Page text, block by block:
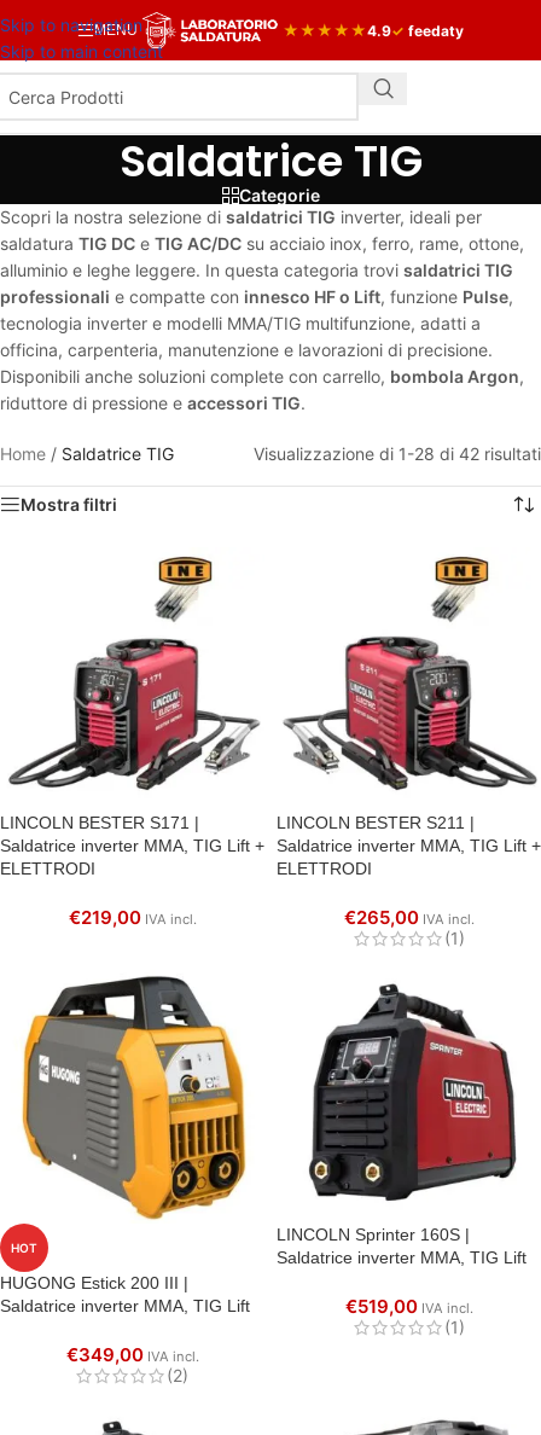
Skip to navigation
Skip to main content
MENU ★★★★★4.9✓ feedaty
Saldatrice TIG
Categorie
Scopri la nostra selezione di saldatrici TIG inverter, ideali per
saldatura TIG DC e TIG AC/DC su acciaio inox, ferro, rame, ottone,
alluminio e leghe leggere. In questa categoria trovi saldatrici TIG
professionali e compatte con innesco HF o Lift, funzione Pulse,
tecnologia inverter e modelli MMA/TIG multifunzione, adatti a
officina, carpenteria, manutenzione e lavorazioni di precisione.
Disponibili anche soluzioni complete con carrello, bombola Argon,
riduttore di pressione e accessori TIG.
Home / Saldatrice TIG Visualizzazione di 1-28 di 42 risultati
Mostra filtri
LINCOLN BESTER S171 |
Saldatrice inverter MMA, TIG Lift +
ELETTRODI
€219,00 IVA incl.
LINCOLN BESTER S211 |
Saldatrice inverter MMA, TIG Lift +
ELETTRODI
€265,00 IVA incl.
(1)
HOT
HUGONG Estick 200 III |
Saldatrice inverter MMA, TIG Lift
€349,00 IVA incl.
(2)
LINCOLN Sprinter 160S |
Saldatrice inverter MMA, TIG Lift
€519,00 IVA incl.
(1)